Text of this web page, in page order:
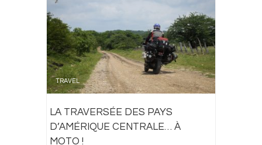
TRAVEL
LA TRAVERSÉE DES PAYS
D’AMÉRIQUE CENTRALE… À
MOTO !